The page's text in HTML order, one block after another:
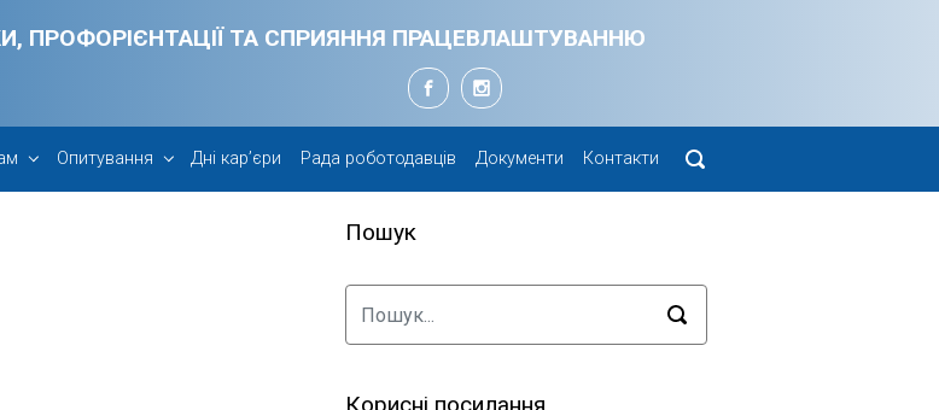
ПРОФОРІЄНТАЦІЇ ТА СПРИЯННЯ ПРАЦЕВЛАШТУВАННЮ
Опитування Дні кар’єри Рада роботодавців Документи Контакти
Пошук